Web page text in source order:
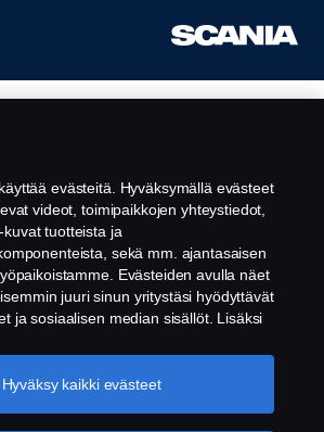
evästeitä. Hyväksymällä evästeet
videot, toimipaikkojen yhteystiedot,
tuotteista ja
sekä mm. ajantasaisen
Evästeiden avulla näet
juuri sinun yritystäsi hyödyttävät
ja sosiaalisen median sisällöt. Lisäksi
hyväksyt evästeet. Klikkaamalla
annat suostumuksesi kaikkien
Hyväksy kaikki evästeet